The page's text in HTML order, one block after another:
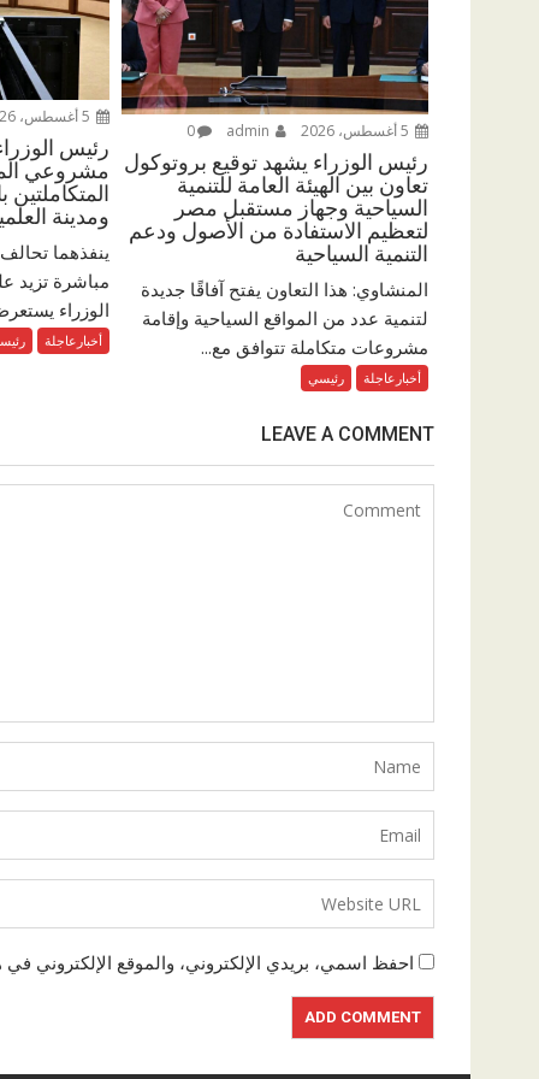
0
رئيس الوزراء يشهد توقيع بروتوكول
تعاون بين الهيئة العامة للتنمية
السياحية وجهاز مستقبل مصر
لتعظيم الاستفادة من الأصول ودعم
التنمية السياحية
المنشاوي: هذا التعاون يفتح آفاقًا جديدة
لتنمية عدد من المواقع السياحية وإقامة
مشروعات متكاملة تتوافق مع...
أخبارعاجلة رئيسي
رئيس
مشروعي
المتكاملتين
ومدينة
ينفذهما
الوزراء
أخبارعاجلة
LEAVE A COMMENT
احفظ اسمي، بريدي الإلكتروني، والموقع الإلكتروني